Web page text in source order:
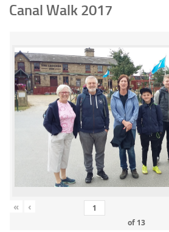
Canal Walk 2017
« ‹
of 13